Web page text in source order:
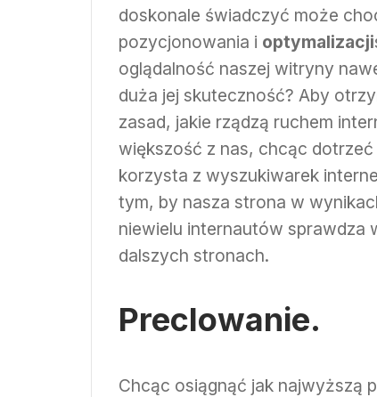
doskonale świadczyć może
pozycjonowania i optymalizacji
oglądalność naszej witryny
duża jej skuteczność? Aby
zasad, jakie rządzą ruchem
większość z nas, chcąc
korzysta z wyszukiwarek
tym, by nasza strona w
niewielu internautów sprawdza
dalszych stronach.
Preclowanie.
Chcąc osiągnąć jak najwyższą